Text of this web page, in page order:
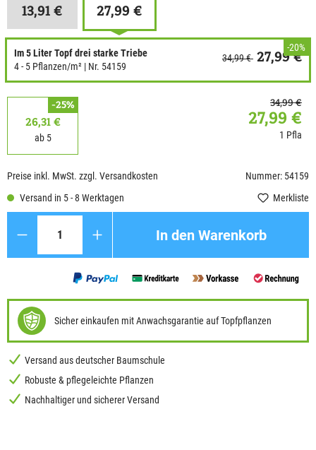
13,91 € 27,99 €
-20%
Im 5 Liter Topf drei starke Triebe
4 - 5 Pflanzen/m² | Nr. 54159
34,99 € 27,99 €
-25%
26,31 €
ab 5
34,99 €
27,99 €
1 Pfla
Preise inkl. MwSt. zzgl. Versandkosten
Nummer: 54159
Versand in 5 - 8 Werktagen
Merkliste
In den Warenkorb
Sicher einkaufen mit Anwachsgarantie auf Topfpflanzen
Versand aus deutscher Baumschule
Robuste & pflegeleichte Pflanzen
Nachhaltiger und sicherer Versand